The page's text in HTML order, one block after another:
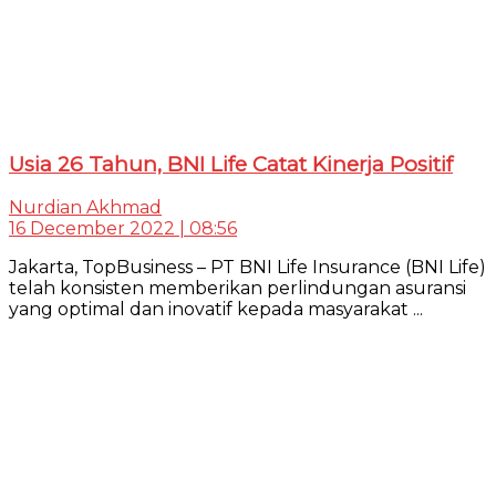
Usia 26 Tahun, BNI Life Catat Kinerja Positif
Nurdian Akhmad
16 December 2022 | 08:56
Jakarta, TopBusiness – PT BNI Life Insurance (BNI Life)
telah konsisten memberikan perlindungan asuransi
yang optimal dan inovatif kepada masyarakat ...